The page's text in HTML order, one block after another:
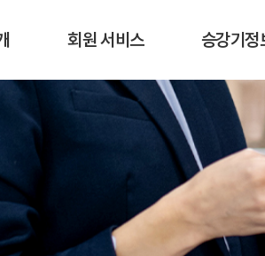
회원 서비스 승강기정